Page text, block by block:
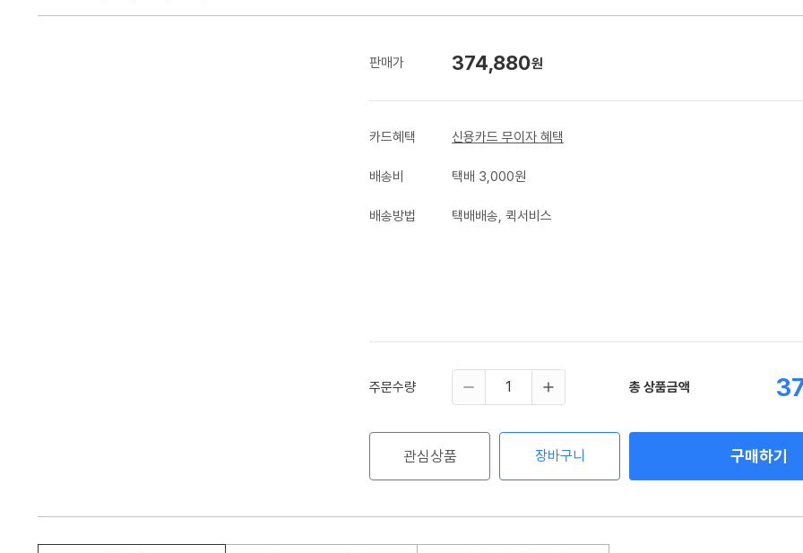
판매가 374,880원
카드혜택 신용카드 무이자 혜택
배송비 택배 3,000원
배송방법 택배배송, 퀵서비스
주문수량 총 상품금액
관심상품 장바구니 구매하기